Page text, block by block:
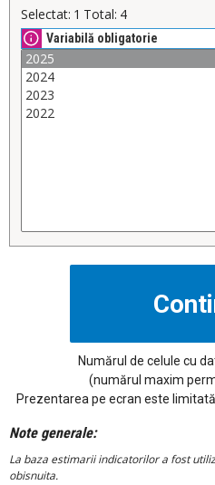
Selectat: 1 Total: 4
Variabilă obligatorie
Numărul de celule cu
(numărul maxim
Prezentarea pe ecran este
Note generale:
La baza estimarii indicatorilor a fost
obisnuita.